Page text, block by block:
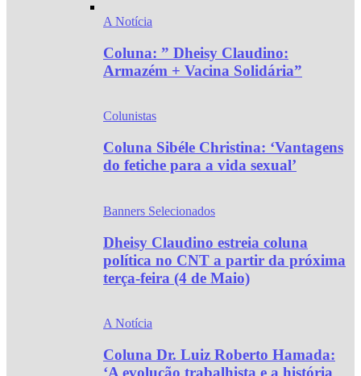
A Notícia
Coluna: ” Dheisy Claudino:
Armazém + Vacina Solidária”
Colunistas
Coluna Sibéle Christina: ‘Vantagens
do fetiche para a vida sexual’
Banners Selecionados
Dheisy Claudino estreia coluna
política no CNT a partir da próxima
terça-feira (4 de Maio)
A Notícia
Coluna Dr. Luiz Roberto Hamada:
‘A evolução trabalhista e a história